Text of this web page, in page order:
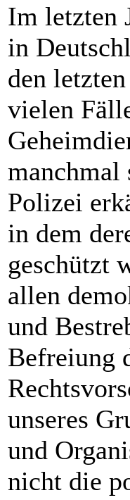
Im letzten
in
den
vielen
manchmal
Polizei
in dem
geschützt
allen
und
Befreiung
unseres
und
nicht die